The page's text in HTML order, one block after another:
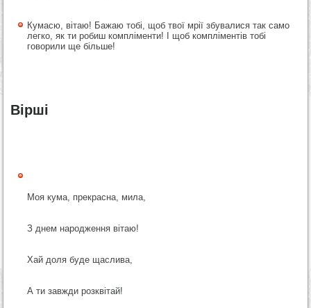
Кумасю, вітаю! Бажаю тобі, щоб твої мрії збувалися так само
легко, як ти робиш компліменти! І щоб компліментів тобі
говорили ще більше!
Вірші
Моя кума, прекрасна, мила,
З днем народження вітаю!
Хай доля буде щаслива,
А ти завжди розквітай!